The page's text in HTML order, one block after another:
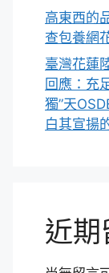
高東西的
查包養網
臺灣花蓮
回應：充
獨”天
白其宣揚
近期